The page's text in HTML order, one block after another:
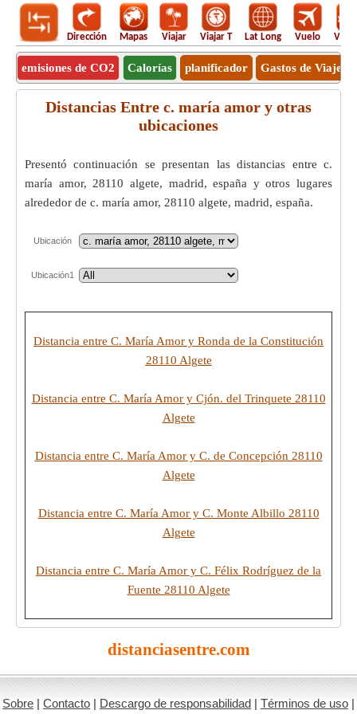
Dirección Mapas Viajar Viajar T Lat Long Vuelo
emisiones de CO2 Calorías planificador Gastos de Viaje
Distancias Entre c. maría amor y otras
ubicaciones
Presentó continuación se presentan las distancias entre c.
maría amor, 28110 algete, madrid, españa y otros lugares
alrededor de c. maría amor, 28110 algete, madrid, españa.
Ubicación
Ubicación1
Distancia entre C. María Amor y Ronda de la Constitución
28110 Algete
Distancia entre C. María Amor y Cjón. del Trinquete 28110
Algete
Distancia entre C. María Amor y C. de Concepción 28110
Algete
Distancia entre C. María Amor y C. Monte Albillo 28110
Algete
Distancia entre C. María Amor y C. Félix Rodríguez de la
Fuente 28110 Algete
distanciasentre.com
Sobre | Contacto | Descargo de responsabilidad | Términos de uso |